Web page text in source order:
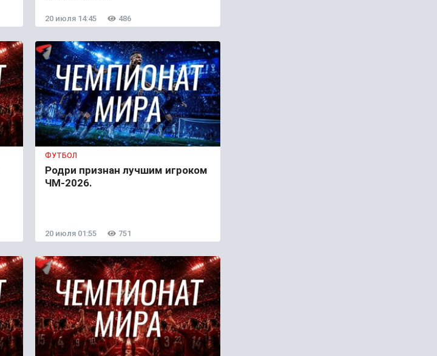
20 июля 14:45 486
ФУТБОЛ
Родри признан лучшим игроком
ЧМ-2026.
20 июля 01:55 751